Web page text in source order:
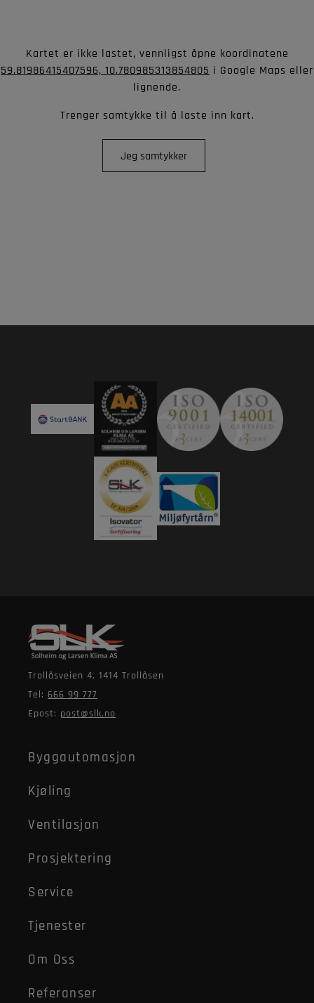
Kartet er ikke lastet, vennligst åpne koordinatene
59.81986415407596, 10.780985313854805 i Google Maps eller
lignende.
Trenger samtykke til å laste inn kart.
Jeg samtykker
Trollåsveien 4, 1414 Trollåsen
Tel: 666 99 777
Epost: post@slk.no
Byggautomasjon
Kjøling
Ventilasjon
Prosjektering
Service
Tjenester
Om Oss
Referanser